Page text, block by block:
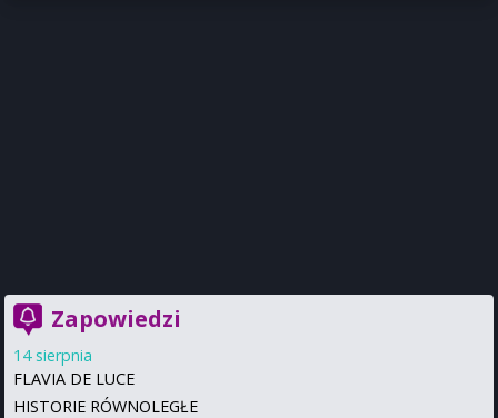
Zapowiedzi
14 sierpnia
FLAVIA DE LUCE
HISTORIE RÓWNOLEGŁE